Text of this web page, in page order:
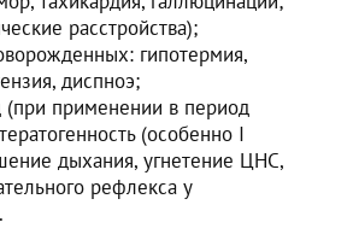
расстройства);
гипотермия,
диспноэ;
(при применении в период
(особенно I
дыхания, угнетение ЦНС,
рефлекса у